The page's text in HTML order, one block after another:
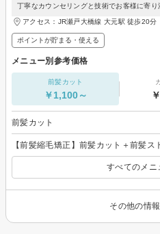
丁寧なカウンセリングと技術でお客様に寄り
アクセス：JR瀬戸大橋線 大元駅 徒歩20分
ポイントが貯まる・使える
メニュー別参考価格
前髪カット
￥1,100～
前髪カット
【前髪縮毛矯正】前髪カット＋前髪ス
すべてのメニ
その他の情